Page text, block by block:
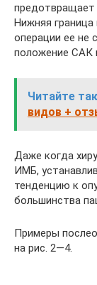
предотвращает
Нижняя
операции ее не
положение САК
Читайте
видов +
Даже когда
ИМБ,
тенденцию к
большинства
Примеры
на рис. 2—4.